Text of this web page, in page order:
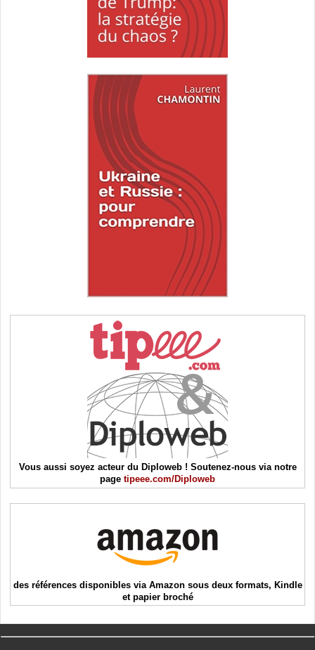
Vous aussi soyez acteur du Diploweb ! Soutenez-nous via notre
page tipeee.com/Diploweb
des références disponibles via Amazon sous deux formats, Kindle
et papier broché